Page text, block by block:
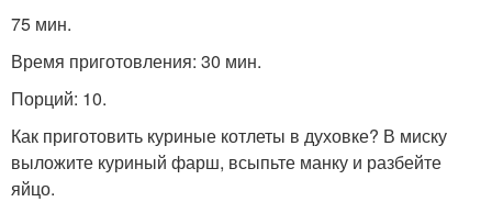
75 мин.
Время приготовления: 30 мин.
Порций: 10.
Как приготовить куриные котлеты в духовке? В миску
выложите куриный фарш, всыпьте манку и разбейте
яйцо.